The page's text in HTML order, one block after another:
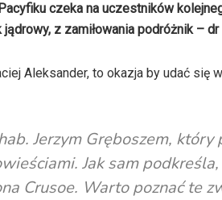
czeka na uczestników
z zamiłowania podróżnik –
Aleksander, to okazja by udać się
Jerzym Gręboszem,
Jak sam
Crusoe. Warto poznać te